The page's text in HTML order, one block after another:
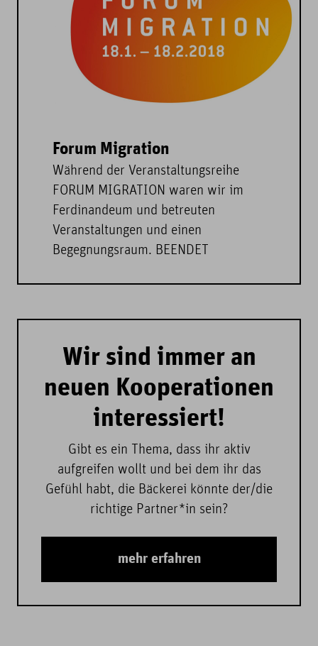
Forum Migration
Während der Veranstaltungsreihe
FORUM MIGRATION waren wir im
Ferdinandeum und betreuten
Veranstaltungen und einen
Begegnungsraum. BEENDET
Wir sind immer an
neuen Kooperationen
interessiert!
Gibt es ein Thema, dass ihr aktiv
aufgreifen wollt und bei dem ihr das
Gefühl habt, die Bäckerei könnte der/die
richtige Partner*in sein?
mehr erfahren